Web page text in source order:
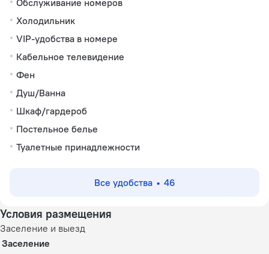
Обслуживание номеров
Холодильник
VIP-удобства в номере
Кабельное телевидение
Фен
Душ/Ванна
Шкаф/гардероб
Постельное белье
Туалетные принадлежности
Все удобства 46
Условия размещения
Заселение и выезд
Заселение